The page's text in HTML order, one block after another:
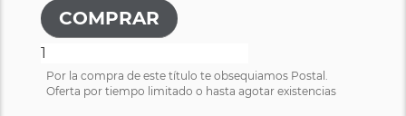
Por la compra de este título te obsequiamos Postal.
Oferta por tiempo limitado o hasta agotar existencias